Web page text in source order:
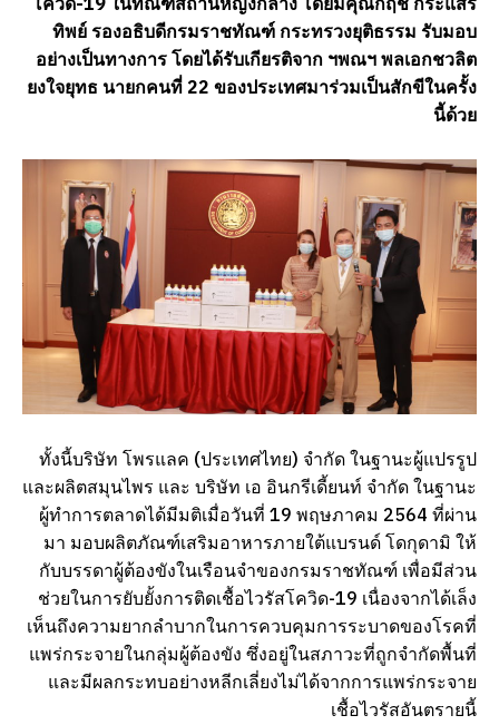
ทิพย์ รองอธิบดีกรมราชทัณฑ์ กระทรวงยุติธรรม รับมอบ
อย่างเป็นทางการโดยได้รับเกียรติจาก ฯพณฯ พลเอกชวลิต
ยงใจยุทธ นายกคนที่ 22 ของประเทศมาร่วมเป็นสักขีในครั้ง
นี้ด้วย
ทั้งนี้บริษัท โพรแลค (ประเทศไทย) จำกัด ในฐานะผู้แปรรูป
และผลิตสมุนไพร และ บริษัท เอ อินกรีเดี้ยนท์ จำกัด ในฐานะ
ผู้ทำการตลาดได้มีมติเมื่อวันที่ 19 พฤษภาคม 2564 ที่ผ่าน
มา มอบผลิตภัณฑ์เสริมอาหารภายใต้แบรนด์ โดกุดามิ ให้
กับบรรดาผู้ต้องขังในเรือนจำของกรมราชทัณฑ์ เพื่อมีส่วน
ช่วยในการยับยั้งการติดเชื้อไวรัสโควิด-19 เนื่องจากได้เล็ง
เห็นถึงความยากลำบากในการควบคุมการระบาดของโรคที่
แพร่กระจายในกลุ่มผู้ต้องขัง ซึ่งอยู่ในสภาวะที่ถูกจำกัดพื้นที่
และมีผลกระทบอย่างหลีกเลี่ยงไม่ได้จากการแพร่กระจาย
เชื้อไวรัสอันตรายนี้